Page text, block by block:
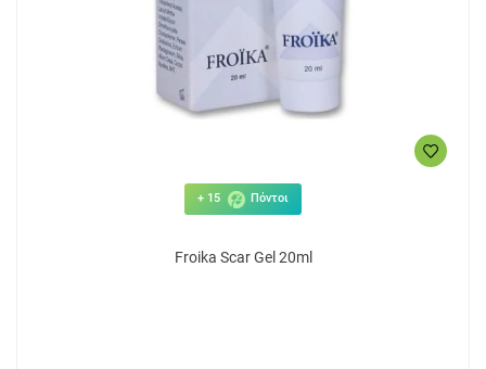
+ 15 Πόντοι
Froika Scar Gel 20ml